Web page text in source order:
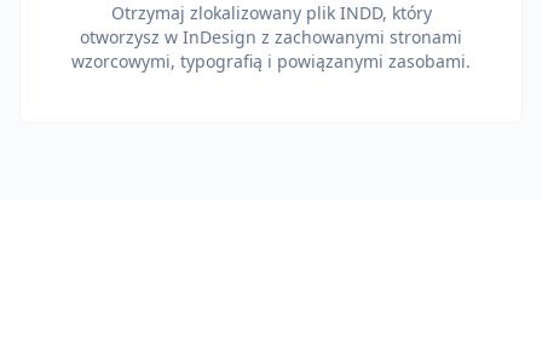
Otrzymaj zlokalizowany plik INDD, który
otworzysz w InDesign z zachowanymi stronami
wzorcowymi, typografią i powiązanymi zasobami.